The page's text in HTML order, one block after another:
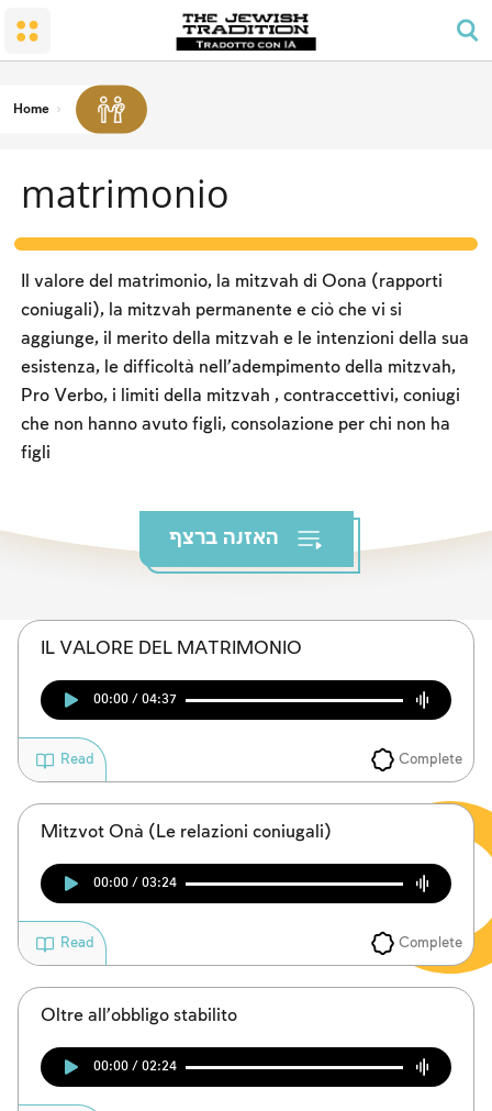
Rispettare i genitori
MITZVOT DI FELICITA’ FAMILIARE
AVELUT - LUTTO
La Terra e il popolo
Il Tempio Santo
LA SINAGOGA E LA CASA
RITMO DELLA PREGHIERA GIORNALIERA
LA PREGHIERA DEGLI UOMINI
LE BENEDIZIONI
LEGGI E STATUTI
Shabbat e festività
I LAVORI PROIBITI
CALENDARIO E FESTIVITA’
Contare l'Omer e i giorni nazionali
Shavuot
Rosh Ha-shana
Yom Kippur
Sukkot
Hanukkah
Home
matrimonio
Il valore del matrimonio, la mitzvah di Oona (rapporti
coniugali), la mitzvah permanente e ciò che vi si
aggiunge, il merito della mitzvah e le intenzioni della sua
esistenza, le difficoltà nell'adempimento della mitzvah,
Pro Verbo, i limiti della mitzvah , contraccettivi, coniugi
che non hanno avuto figli, consolazione per chi non ha
figli
האזנה ברצף
IL VALORE DEL MATRIMONIO
00:00 / 04:37
Complete
Read
Mitzvot Onà (Le relazioni coniugali)
00:00 / 03:24
Complete
Read
Oltre all’obbligo stabilito
00:00 / 02:24